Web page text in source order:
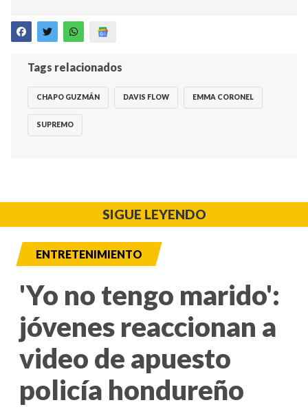
Tags relacionados
CHAPO GUZMÁN DAVIS FLOW EMMA CORONEL
SUPREMO
SIGUE LEYENDO
ENTRETENIMIENTO
'Yo no tengo marido':
jóvenes reaccionan a
video de apuesto
policía hondureño